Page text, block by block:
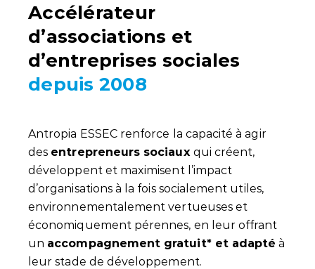
Accélérateur
d’associations et
d’entreprises sociales
depuis 2008
Antropia ESSEC renforce la capacité à agir
des entrepreneurs sociaux qui créent,
développent et maximisent l’impact
d’organisations à la fois socialement utiles,
environnementalement vertueuses et
économiquement pérennes, en leur offrant
un accompagnement gratuit* et adapté à
leur stade de développement.